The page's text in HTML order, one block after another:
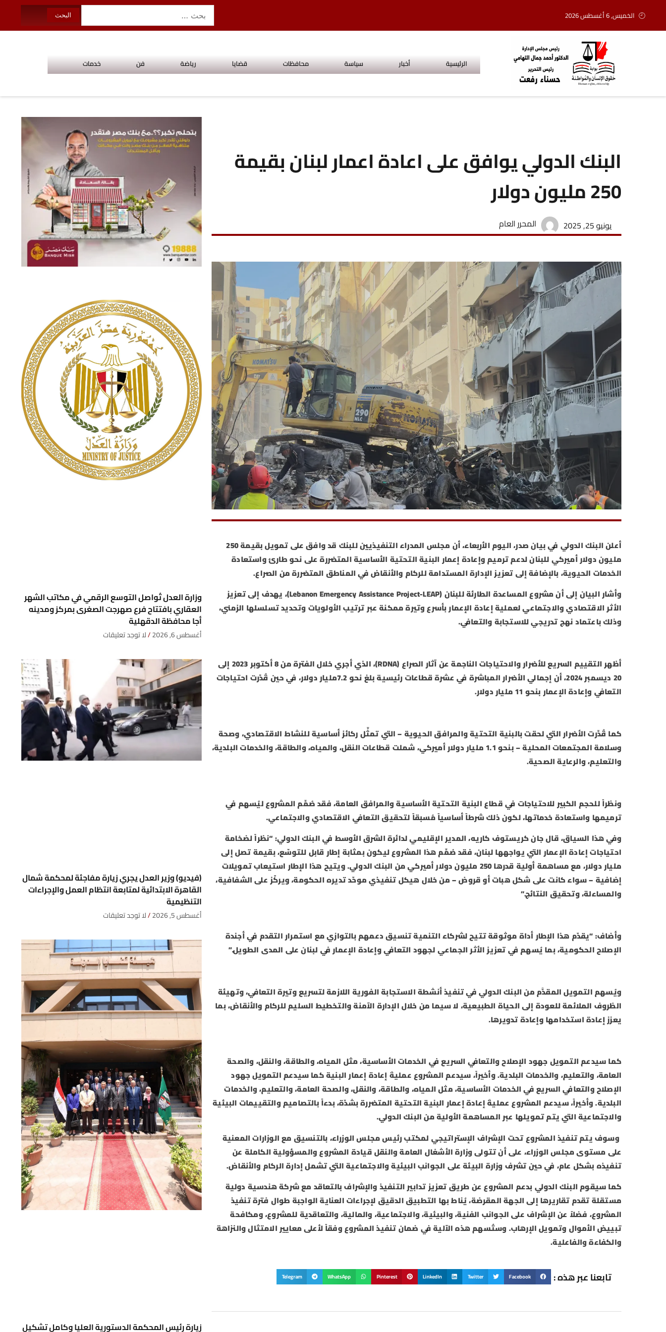
الخميس, 6 أغسطس 2026
الرئيسية أخبار سياسة محافظات قضايا رياضة فن خدمات
البنك الدولي يوافق على اعادة اعمار لبنان بقيمة
250 مليون دولار
يونيو 25, 2025 المحرر العام
أعلن البنك الدولي في بيان صدر، اليوم الأربعاء، أن مجلس المدراء التنفيذيين للبنك قد وافق على تمويل بقيمة 250
مليون دولار أميركي للبنان لدعم ترميم وإعادة إعمار البنية التحتية الأساسية المتضررة على نحو طارئ واستعادة
الخدمات الحيوية، بالإضافة إلى تعزيز الإدارة المستدامة للركام والأنقاض في المناطق المتضررة من الصراع.
وأشار البيان إلى أن مشروع المساعدة الطارئة للبنان (Lebanon Emergency Assistance Project-LEAP)، يهدف إلى تعزيز
الأثر الاقتصادي والاجتماعي لعملية إعادة الإعمار بأسرع وتيرة ممكنة عبر ترتيب الأولويات وتحديد تسلسلها الزمني،
وذلك باعتماد نهج تدريجي للاستجابة والتعافي.
أظهر التقييم السريع للأضرار والاحتياجات الناجمة عن آثار الصراع (RDNA)، الذي أجري خلال الفترة من 8 أكتوبر 2023 إلى
20 ديسمبر 2024، أن إجمالي الأضرار المباشرة في عشرة قطاعات رئيسية بلغ نحو 7.2مليار دولار، في حين قُدّرت احتياجات
التعافي وإعادة الإعمار بنحو 11 مليار دولار.
كما قُدِّرت الأضرار التي لحقت بالبنية التحتية والمرافق الحيوية – التي تمثِّل ركائز أساسية للنشاط الاقتصادي، وصحة
وسلامة المجتمعات المحلية – بنحو 1.1 مليار دولار أميركي، شملت قطاعات النقل، والمياه، والطاقة، والخدمات البلدية،
والتعليم، والرعاية الصحية.
ونظراً للحجم الكبير للاحتياجات في قطاع البنية التحتية الأساسية والمرافق العامة، فقد صُمِّم المشروع ليُسهم في
ترميمها واستعادة خدماتها، لكون ذلك شرطاً أساسياً مُسبقاً لتحقيق التعافي الاقتصادي والاجتماعي.
وفي هذا السياق، قال جان كريستوف كاريه، المدير الإقليمي لدائرة الشرق الأوسط في البنك الدولي: “نظراً لضخامة
احتياجات إعادة الإعمار التي يواجهها لبنان، فقد صُمِّم هذا المشروع ليكون بمثابة إطار قابل للتوسّع، بقيمة تصل إلى
مليار دولار، مع مساهمة أولية قدرها 250 مليون دولار أميركي من البنك الدولي. ويتيح هذا الإطار استيعاب تمويلات
إضافية – سواء كانت على شكل هبات أو قروض – من خلال هيكل تنفيذي موحّد تديره الحكومة، ويركّز على الشفافية،
والمساءلة، وتحقيق النتائج.”
وأضاف: “يقدّم هذا الإطار أداة موثوقة تتيح لشركاء التنمية تنسيق دعمهم بالتوازي مع استمرار التقدم في أجندة
الإصلاح الحكومية، بما يُسهم في تعزيز الأثر الجماعي لجهود التعافي وإعادة الإعمار في لبنان على المدى الطويل.”
ويُسهم التمويل المقدَّم من البنك الدولي في تنفيذ أنشطة الاستجابة الفورية اللازمة لتسريع وتيرة التعافي، وتهيئة
الظروف الملائمة للعودة إلى الحياة الطبيعية، لا سيما من خلال الإدارة الآمنة والتخطيط السليم للركام والأنقاض، بما
يعزز إعادة استخدامها وإعادة تدويرها.
كما سيدعم التمويل جهود الإصلاح والتعافي السريع في الخدمات الأساسية، مثل المياه، والطاقة، والنقل، والصحة
العامة، والتعليم، والخدمات البلدية. وأخيراً، سيدعم المشروع عمليةَ إعادة إعمار البنية كما سيدعم التمويل جهود
الإصلاح والتعافي السريع في الخدمات الأساسية، مثل المياه، والطاقة، والنقل، والصحة العامة، والتعليم، والخدمات
البلدية. وأخيراً، سيدعم المشروع عمليةَ إعادة إعمار البنية التحتية المتضررة بشدّة، بدءاً بالتصاميم والتقييمات البيئية
والاجتماعية التي يتم تمويلها عبر المساهمة الأولية من البنك الدولي.
وسوف يتم تنفيذ المشروع تحت الإشراف الإستراتيجي لمكتب رئيس مجلس الوزراء، بالتنسيق مع الوزارات المعنية
على مستوى مجلس الوزراء، على أن تتولى وزارة الأشغال العامة والنقل قيادة المشروع والمسؤولية الكاملة عن
تنفيذه بشكل عام، في حين تشرف وزارة البيئة على الجوانب البيئية والاجتماعية التي تشمل إدارة الركام والأنقاض.
كما سيقوم البنك الدولي بدعم المشروع عن طريق تعزيز تدابير التنفيذ والإشراف بالتعاقد مع شركة هندسية دولية
مستقلة تقدم تقاريرها إلى الجهة المقرضة، يُناط بها التطبيق الدقيق لإجراءات العناية الواجبة طوال فترة تنفيذ
المشروع، فضلاً عن الإشراف على الجوانب الفنية، والبيئية، والاجتماعية، والمالية، والتعاقدية للمشروع، ومكافحة
تبييض الأموال وتمويل الإرهاب. وستُسهم هذه الآلية في ضمان تنفيذ المشروع وفقاً لأعلى معايير الامتثال والنزاهة
والكفاءة والفاعلية.
تابعنا عبر هذه : Facebook
Twitter
LinkedIn
Pinterest
WhatsApp
Telegram
وزارة العدل تُواصل التوسع الرقمي في مكاتب الشهر
العقاري بافتتاح فرع صهرجت الصغرى بمركز ومدينه
أجا محافظة الدقهلية
أغسطس 6, 2026 لا توجد تعليقات
(فيديو) وزير العدل يجري زيارة مفاجئة لمحكمة شمال
القاهرة الابتدائية لمتابعة انتظام العمل والإجراءات
التنظيمية
أغسطس 5, 2026 لا توجد تعليقات
زيارة رئيس المحكمة الدستورية العليا وكامل تشكيل